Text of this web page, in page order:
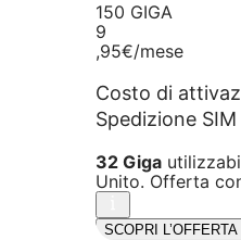
150 GIGA
9
,95€/mese
Costo di
Spedizione SIM
32 Giga
Unito. Offerta
SCOPRI L’OFFERTA